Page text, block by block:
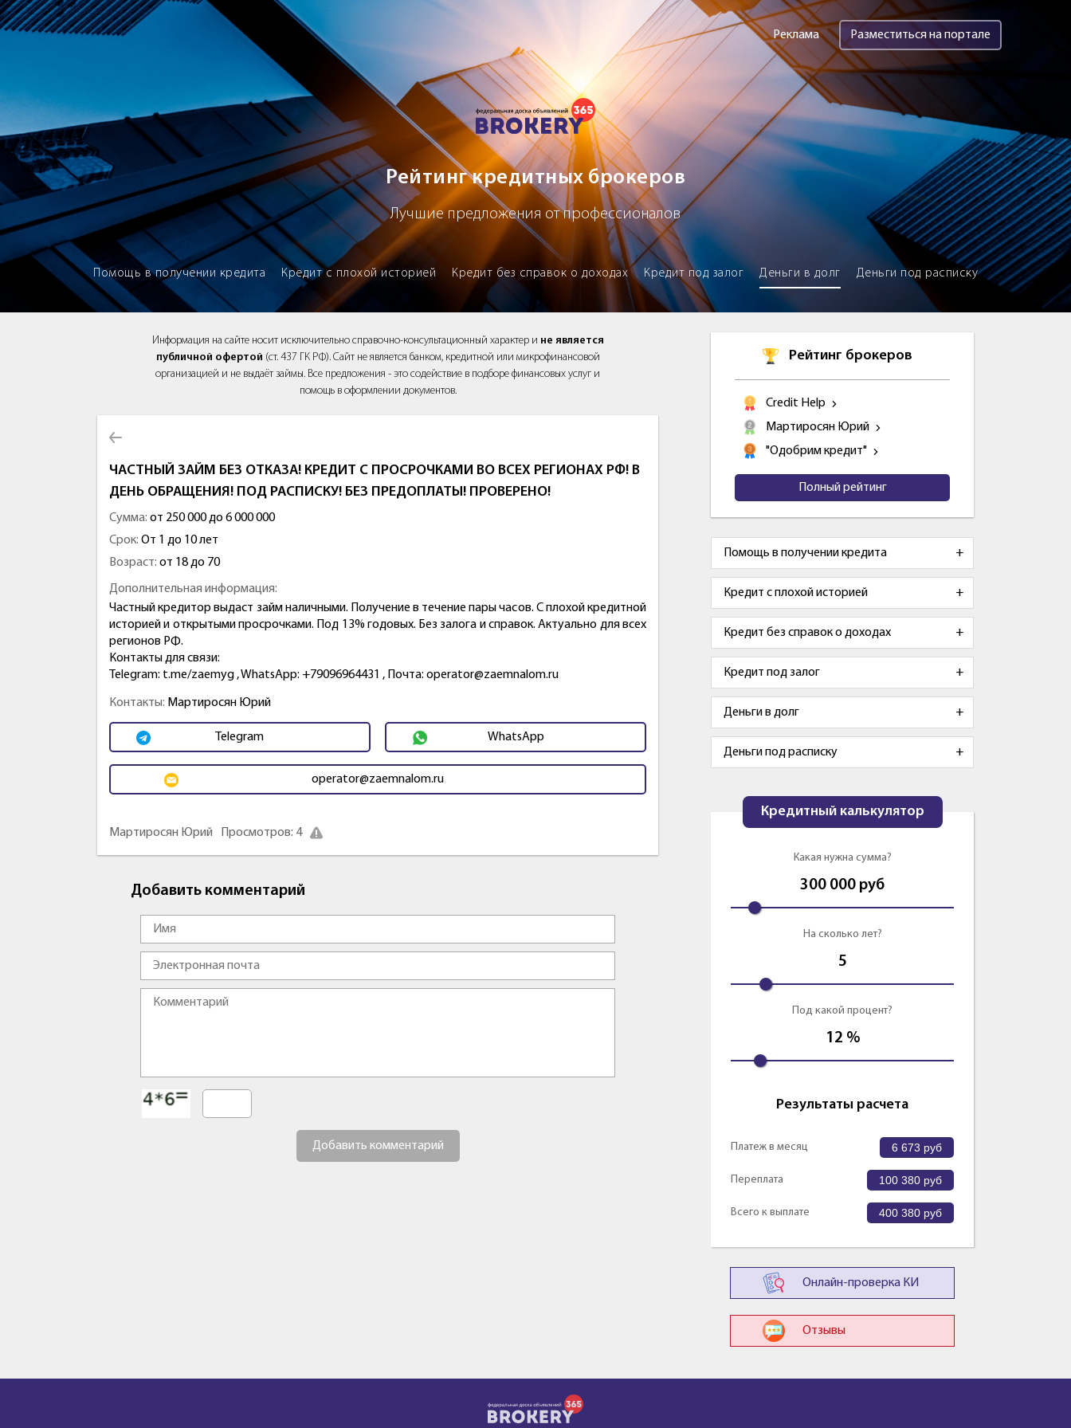
Brokery365 - Рейтинг кредитных брокеров
Реклама Разместиться на портале
Рейтинг кредитных брокеров
Лучшие предложения от профессионалов
Помощь в получении кредита Кредит с плохой историей Кредит без справок о доходах Кредит под залог Деньги в долг Деньги под расписку
Информация на сайте носит исключительно справочно-консультационный характер и не является
публичной офертой (ст. 437 ГК РФ). Сайт не является банком, кредитной или микрофинансовой
организацией и не выдаёт займы. Все предложения - это содействие в подборе финансовых услуг и
помощь в оформлении документов.
ЧАСТНЫЙ ЗАЙМ БЕЗ ОТКАЗА! КРЕДИТ С ПРОСРОЧКАМИ ВО ВСЕХ РЕГИОНАХ РФ! В
ДЕНЬ ОБРАЩЕНИЯ! ПОД РАСПИСКУ! БЕЗ ПРЕДОПЛАТЫ! ПРОВЕРЕНО!
Сумма: от 250 000 до 6 000 000
Срок: От 1 до 10 лет
Возраст: от 18 до 70
Дополнительная информация:
Частный кредитор выдаст займ наличными. Получение в течение пары часов. С плохой кредитной
историей и открытыми просрочками. Под 13% годовых. Без залога и справок. Актуально для всех
регионов РФ.
Контакты для связи:
Telegram: t.me/zaemyg , WhatsApp: +79096964431 , Почта: operator@zaemnalom.ru
Контакты: Мартиросян Юрий
Telegram WhatsApp
operator@zaemnalom.ru
Мартиросян Юрий Просмотров: 4
Добавить комментарий
Добавить комментарий
Рейтинг брокеров
Credit Help
Мартиросян Юрий
"Одобрим кредит"
Полный рейтинг
Помощь в получении кредита
Кредит с плохой историей
Кредит без справок о доходах
Кредит под залог
Деньги в долг
Деньги под расписку
Кредитный калькулятор
Какая нужна сумма?
300 000 руб
На сколько лет?
5
Под какой процент?
12 %
Результаты расчета
Платеж в месяц 6 673 руб
Переплата 100 380 руб
Всего к выплате 400 380 руб
Онлайн-проверка КИ
Отзывы